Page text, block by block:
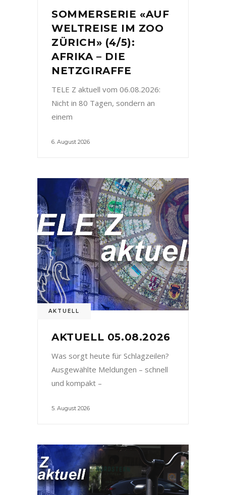
SOMMERSERIE «AUF
WELTREISE IM ZOO
ZÜRICH» (4/5):
AFRIKA – DIE
NETZGIRAFFE
TELE Z aktuell vom 06.08.2026:
Nicht in 80 Tagen, sondern an
einem
6. August 2026
AKTUELL
AKTUELL 05.08.2026
Was sorgt heute für Schlagzeilen?
Ausgewählte Meldungen – schnell
und kompakt –
5. August 2026